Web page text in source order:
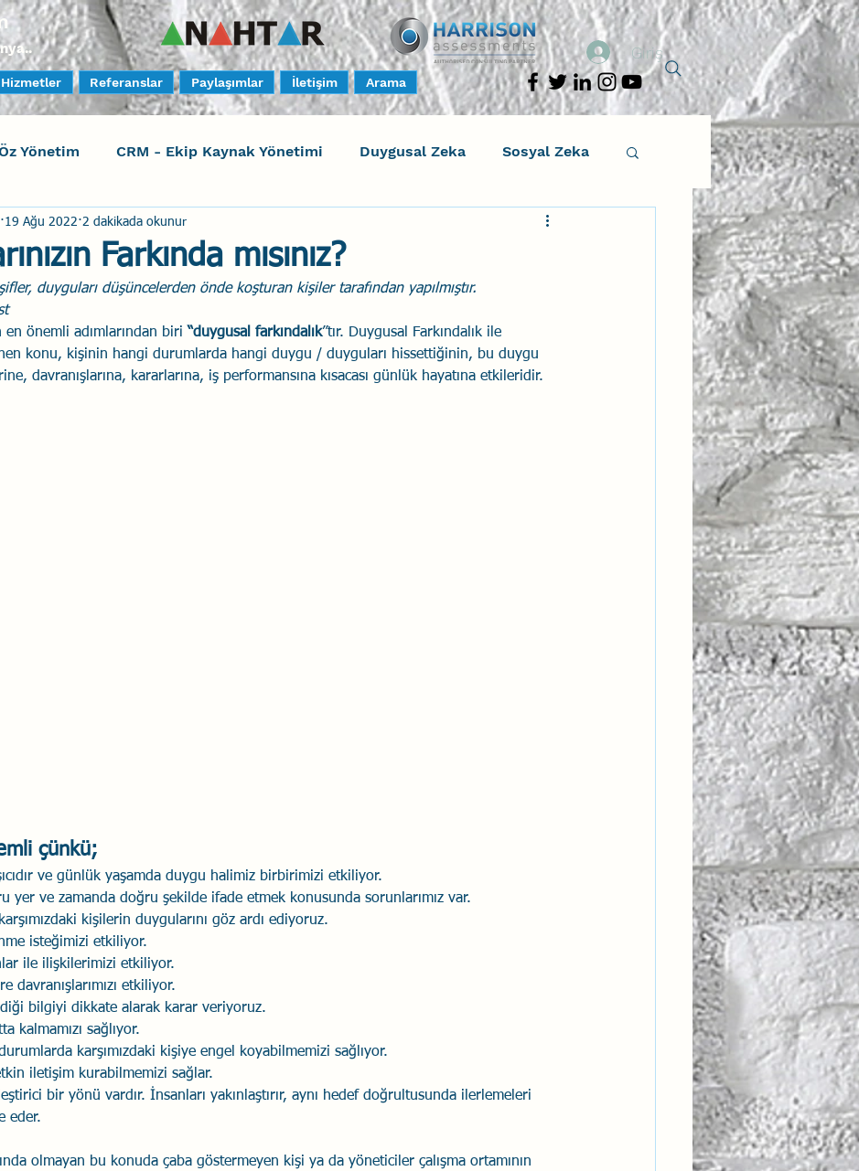
Hizmetler Referanslar Paylaşımlar İletişim Arama
Giriş
Yönetim CRM - Ekip Kaynak Yönetimi Duygusal Zeka Sosyal Zeka
Harrison Assessments
Faktörleri - Human Factors Güvenli Davranış Yaratıcı Drama
Uçak Kazaları Sosyal Zekâ Eğiticinin Eğitimi Liderlik
Farkında mısınız?
19 Ağu 2022 2 dakikada okunur
duyguları düşüncelerden önde koşturan kişiler tarafından yapılmıştır.
en önemli adımlarından biri “duygusal farkındalık”tır. Duygusal Farkındalık ile
konu, kişinin hangi durumlarda hangi duygu / duyguları hissettiğinin, bu duygu
davranışlarına, kararlarına, iş performansına kısacası günlük hayatına etkileridir.
çünkü;
ve günlük yaşamda duygu halimiz birbirimizi etkiliyor.
yer ve zamanda doğru şekilde ifade etmek konusunda sorunlarımız var.
kişilerin duygularını göz ardı ediyoruz.
isteğimizi etkiliyor.
ile ilişkilerimizi etkiliyor.
davranışlarımızı etkiliyor.
bilgiyi dikkate alarak karar veriyoruz.
kalmamızı sağlıyor.
karşımızdaki kişiye engel koyabilmemizi sağlıyor.
iletişim kurabilmemizi sağlar.
bir yönü vardır. İnsanları yakınlaştırır, aynı hedef doğrultusunda ilerlemeleri
eder.
olmayan bu konuda çaba göstermeyen kişi ya da yöneticiler çalışma ortamının